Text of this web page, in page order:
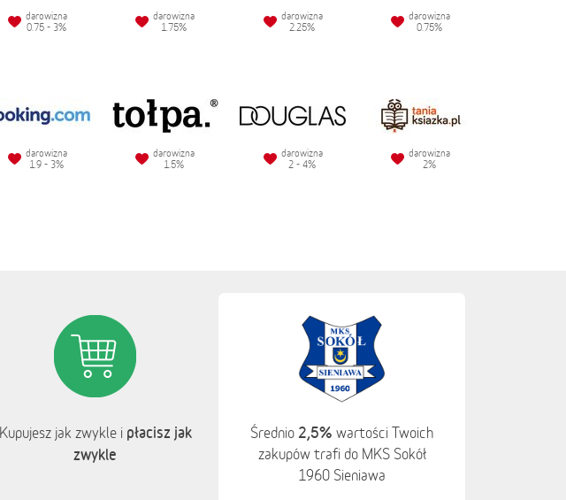
darowizna
0.75 - 3%
darowizna
1.75%
darowizna
2.25%
darowizna
0.75%
darowizna
1.9 - 3%
darowizna
1.5%
darowizna
2 - 4%
darowizna
2%
Kupujesz jak zwykle i płacisz jak
zwykle
Średnio 2,5% wartości Twoich
zakupów trafi do MKS Sokół
1960 Sieniawa